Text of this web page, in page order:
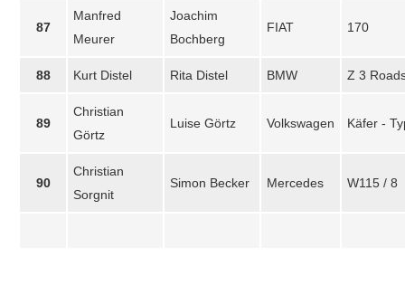
87
Manfred
Meurer
Joachim
Bochberg
FIAT 170
88 Kurt Distel Rita Distel BMW Z 3
89
Christian
Görtz
Luise Görtz Volkswagen Käfer -
90
Christian
Sorgnit
Simon Becker Mercedes W115 / 8